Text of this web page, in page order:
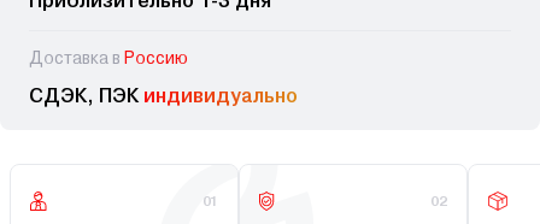
Доставка в Россию
СДЭК, ПЭК индивидуально
01 02